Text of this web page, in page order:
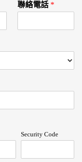
聯絡電話 *
Security Code